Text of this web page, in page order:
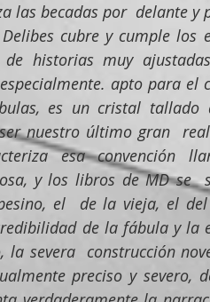
las becadas por  delante y
cubre y cumple los
de historias muy
apto para el
es un cristal
nuestro último gran
esa convención
y los libros de MD se
el  de la vieja, el
de la fábula y la
la severa  construcción
preciso y severo,